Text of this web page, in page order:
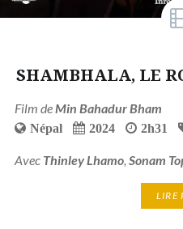
SHAMBHALA, LE
Film de Min Bahadur Bham
Népal 2024 2h31
Avec Thinley Lhamo, Sonam
LIRE